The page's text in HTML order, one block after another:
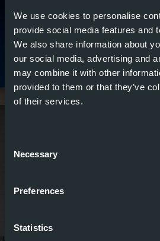
We use cookies to personalise
provide social media features and
We also share information about
our social media, advertising and
may combine it with other
provided to them or that they’ve
of their services.
Selection
Necessary
Preferences
Statistics